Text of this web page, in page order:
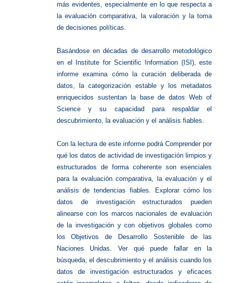
más evidentes, especialmente en lo que respecta a
la evaluación comparativa, la valoración y la toma
de decisiones políticas.
Basándose en décadas de desarrollo metodológico
en el Institute for Scientific Information (ISI), este
informe examina cómo la curación deliberada de
datos, la categorización estable y los metadatos
enriquecidos sustentan la base de datos Web of
Science y su capacidad para respaldar el
descubrimiento, la evaluación y el análisis fiables.
Con la lectura de este informe podrá Comprender por
qué los datos de actividad de investigación limpios y
estructurados de forma coherente son esenciales
para la evaluación comparativa, la evaluación y el
análisis de tendencias fiables. Explorar cómo los
datos de investigación estructurados pueden
alinearse con los marcos nacionales de evaluación
de la investigación y con objetivos globales como
los Objetivos de Desarrollo Sostenible de las
Naciones Unidas. Ver qué puede fallar en la
búsqueda, el descubrimiento y el análisis cuando los
datos de investigación estructurados y eficaces